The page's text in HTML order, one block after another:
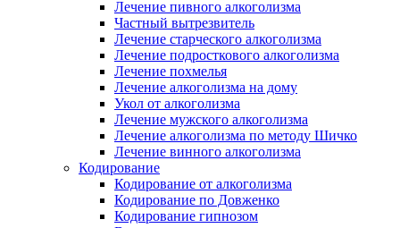
Лечение пивного алкоголизма
Частный вытрезвитель
Лечение старческого алкоголизма
Лечение подросткового алкоголизма
Лечение похмелья
Лечение алкоголизма на дому
Укол от алкоголизма
Лечение мужского алкоголизма
Лечение алкоголизма по методу Шичко
Лечение винного алкоголизма
Кодирование
Кодирование от алкоголизма
Кодирование по Довженко
Кодирование гипнозом